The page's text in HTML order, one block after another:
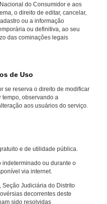
do Consumidor e aos
o direito de editar, cancelar,
ou a informação
ou definitiva, ao seu
das cominações legais
de Uso
se reserva o direito de modificar
tempo, observando a
aos usuários do serviço.
e de utilidade pública.
indeterminado ou durante o
via internet.
Seção Judiciária do Distrito
decorrentes deste
sido resolvidas